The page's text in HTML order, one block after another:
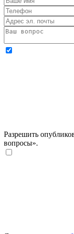
Разрешить
вопросы».